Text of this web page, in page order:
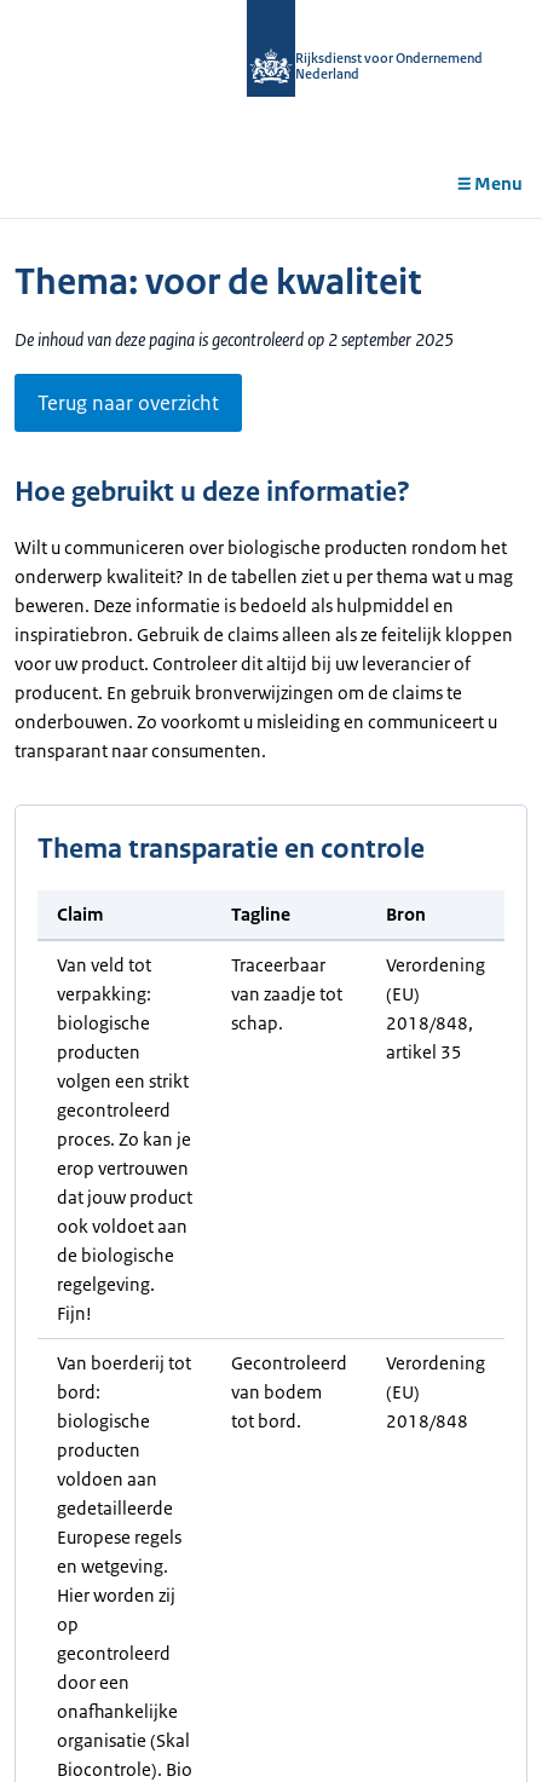
Rijksdienst voor Ondernemend
Nederland
Menu
Thema: voor de kwaliteit
De inhoud van deze pagina is gecontroleerd op 2 september 2025
Terug naar overzicht
Hoe gebruikt u deze informatie?
Wilt u communiceren over biologische producten rondom het
onderwerp kwaliteit? In de tabellen ziet u per thema wat u mag
beweren. Deze informatie is bedoeld als hulpmiddel en
inspiratiebron. Gebruik de claims alleen als ze feitelijk kloppen
voor uw product. Controleer dit altijd bij uw leverancier of
producent. En gebruik bronverwijzingen om de claims te
onderbouwen. Zo voorkomt u misleiding en communiceert u
transparant naar consumenten.
Thema transparatie en controle
Claim Tagline Bron
Van veld tot
verpakking:
biologische
producten
volgen een strikt
gecontroleerd
proces. Zo kan je
erop vertrouwen
dat jouw product
ook voldoet aan
de biologische
regelgeving.
Fijn!
Traceerbaar
van zaadje tot
schap.
Verordening
(EU)
2018/848,
artikel 35
Van boerderij tot
bord:
biologische
producten
voldoen aan
gedetailleerde
Europese regels
en wetgeving.
Hier worden zij
op
gecontroleerd
door een
onafhankelijke
organisatie (Skal
Biocontrole). Bio
Gecontroleerd
van bodem
tot bord.
Verordening
(EU)
2018/848